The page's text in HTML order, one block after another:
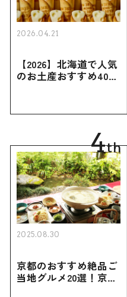
2026.04.21
【2026】北海道で人気
のお土産おすすめ40選
買えない限定品、女性
4th
2025.08.30
京都のおすすめ絶品ご
当地グルメ20選！京都